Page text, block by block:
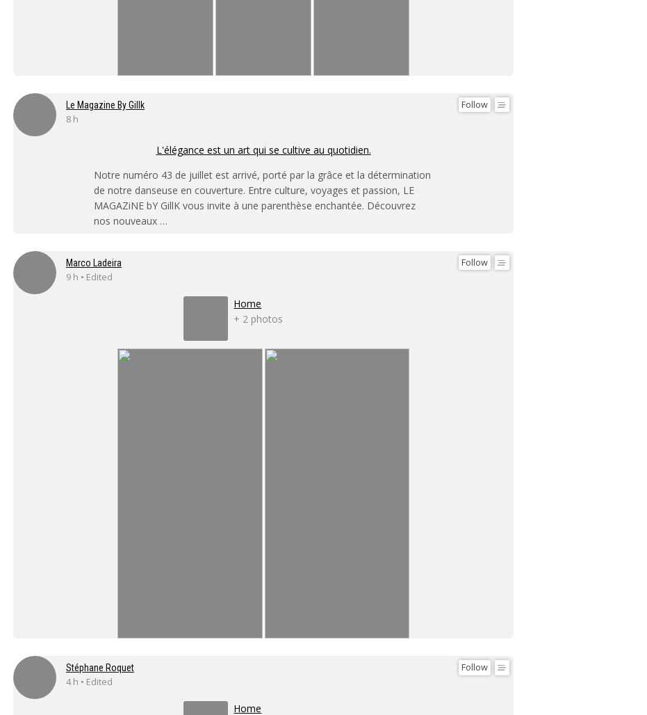
Follow
Le Magazine By Gillk
8 h
L'élégance est un art qui se cultive au quotidien.
Notre numéro 43 de juillet est arrivé, porté par la grâce et la détermination
de notre danseuse en couverture. Entre culture, voyages et passion, LE
MAGAZiNE bY GillK vous invite à une parenthèse enchantée. Découvrez
nos nouveaux …
Follow
Marco Ladeira
9 h • Edited
Home
+ 2 photos
Follow
Stéphane Roquet
4 h • Edited
Home